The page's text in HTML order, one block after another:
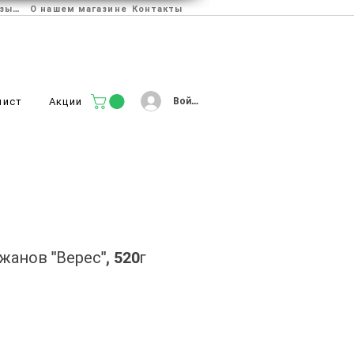
Отзывы О нашем магазине Контакты
Акции Войти
"Верес", 520г